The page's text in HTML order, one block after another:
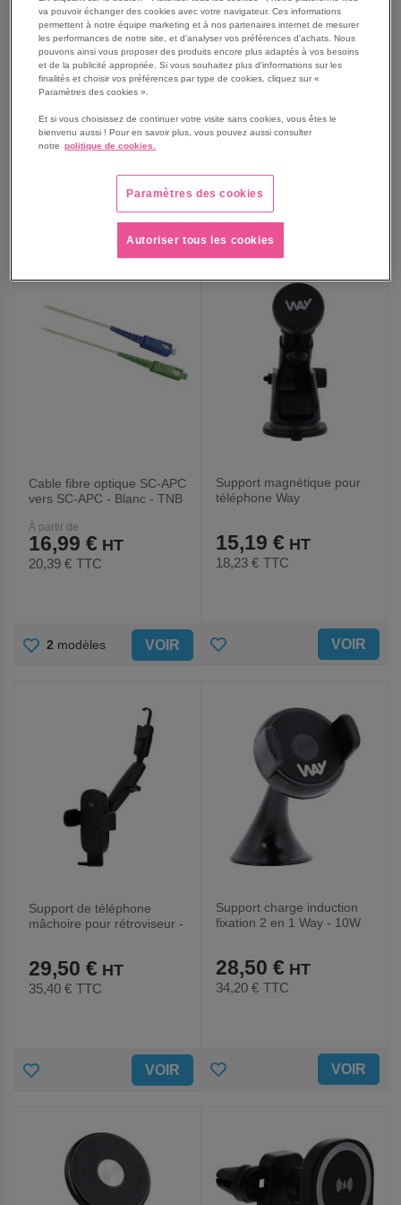
Ecouteurs filaires Lightning
Curv - TNB
33,75 €
40,50 € TTC
FAVORIS
VOIR
Casque Bluetooth Single 2 -
TNB
20,50 €
24,60 € TTC
FAVORIS
3modèles
Cable fibre optique SC-APC
vers SC-APC - Blanc - TNB
À partir de
16,99 €
20,39 € TTC
AJOUTER
2 modèles VOIR
Support magnétique pour
téléphone Way
15,19 €
18,23 € TTC
AJOUTER VOIR
Support de téléphone
mâchoire pour rétroviseur -
29,50 €
35,40 € TTC
AJOUTER
FAVORIS
VOIR
Support charge induction
fixation 2 en 1 Way - 10W
28,50 €
34,20 € TTC
AJOUTER VOIR
va pouvoir échanger des cookies avec votre navigateur. Ces informations
permettent à notre équipe marketing et à nos partenaires internet de mesurer
les performances de notre site, et d'analyser vos préférences d'achats. Nous
pouvons ainsi vous proposer des produits encore plus adaptés à vos besoins
et de la publicité appropriée. Si vous souhaitez plus d'informations sur les
finalités et choisir vos préférences par type de cookies, cliquez sur «
Paramètres des cookies ».
Et si vous choisissez de continuer votre visite sans cookies, vous êtes le
bienvenu aussi ! Pour en savoir plus, vous pouvez aussi consulter
notre politique de cookies.
Paramètres des cookies
Autoriser tous les cookies